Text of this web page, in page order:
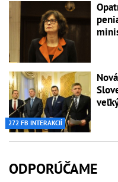
272 FB INTERAKCIÍ
ODPORÚČAME